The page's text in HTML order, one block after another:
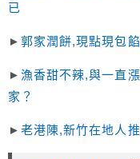
已
►郭家潤餅,現點現包
►漁香甜不辣,與一直
家？
►老港陳,新竹在地人